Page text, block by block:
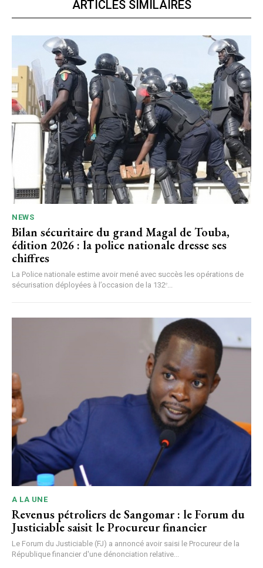
ARTICLES SIMILAIRES
NEWS
Bilan sécuritaire du grand Magal de Touba,
édition 2026 : la police nationale dresse ses
chiffres
La Police nationale estime avoir mené avec succès les opérations de
sécurisation déployées à l’occasion de la 132ᵉ...
A LA UNE
Revenus pétroliers de Sangomar : le Forum du
Justiciable saisit le Procureur financier
Le Forum du Justiciable (FJ) a annoncé avoir saisi le Procureur de la
République financier d'une dénonciation relative...